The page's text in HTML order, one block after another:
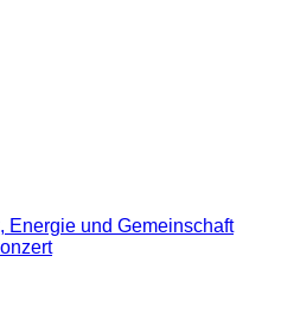
Energie und Gemeinschaft